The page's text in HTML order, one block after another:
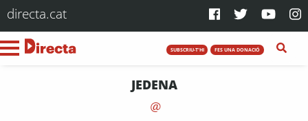
directa.cat
SUBSCRIU-T'HI FES UNA DONACIÓ
JEDENA